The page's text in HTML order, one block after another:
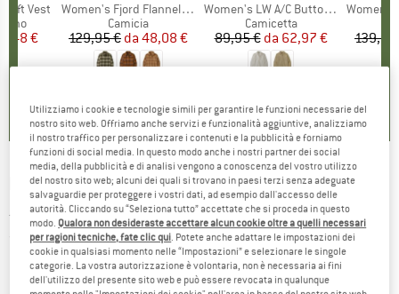
Vest
ridotto
€
Articolo
Women's Fjord Flannel Shirt
Gruppo di prodotti
Camicia
Prezzo
129,95 € Prezzo ridotto
da 48,08 €
Articolo
Women's LW A/C Buttondown
Gruppo di prodotti
Camicetta
Prezzo
89,95 € Prezzo ridotto
da 62,97 €
Articolo
Women's
139,95
PATAGONIA - Women's Fjord Loft Overshirt
Jacket - Camicia
(0)
Utilizziamo i cookie e tecnologie simili per garantire le funzioni necessarie del
nostro sito web. Offriamo anche servizi e funzionalità aggiuntive, analizziamo
il nostro traffico per personalizzare i contenuti e la pubblicità e forniamo
funzioni di social media. In questo modo anche i nostri partner dei social
media, della pubblicità e di analisi vengono a conoscenza del vostro utilizzo
del nostro sito web; alcuni dei quali si trovano in paesi terzi senza adeguate
salvaguardie per proteggere i vostri dati, ad esempio dall'accesso delle
autorità. Cliccando su “Seleziona tutto” accettate che si proceda in questo
modo. Qualora non desideraste accettare alcun cookie oltre a quelli necessari
per ragioni tecniche, fate clic qui . Potete anche adattare le impostazioni dei
cookie in qualsiasi momento nelle “Impostazioni” e selezionare le singole
categorie. La vostra autorizzazione è volontaria, non è necessaria ai fini
dell'utilizzo del presente sito web e può essere revocata in qualunque